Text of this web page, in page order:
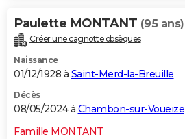
Paulette MONTANT (95 ans)
Créer une cagnotte obsèques
Naissance
01/12/1928 à Saint-Merd-la-Breuille
Décès
08/05/2024 à Chambon-sur-Voueize
Famille MONTANT